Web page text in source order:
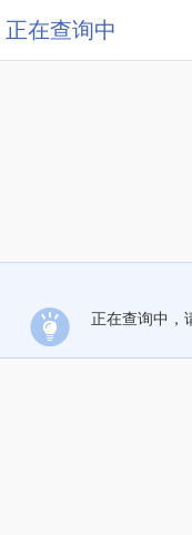
正在查询中
正在查询中，